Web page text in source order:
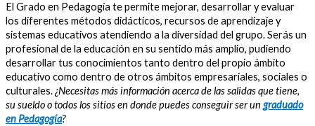
El Grado en Pedagogía te permite mejorar, desarrollar y evaluar
los diferentes métodos didácticos, recursos de aprendizaje y
sistemas educativos atendiendo a la diversidad del grupo. Serás un
profesional de la educación en su sentido más amplio, pudiendo
desarrollar tus conocimientos tanto dentro del propio ámbito
educativo como dentro de otros ámbitos empresariales, sociales o
culturales.¿Necesitas más información acerca de las salidas que tiene,
su sueldo o todos los sitios en donde puedes conseguir ser un graduado
en Pedagogía?